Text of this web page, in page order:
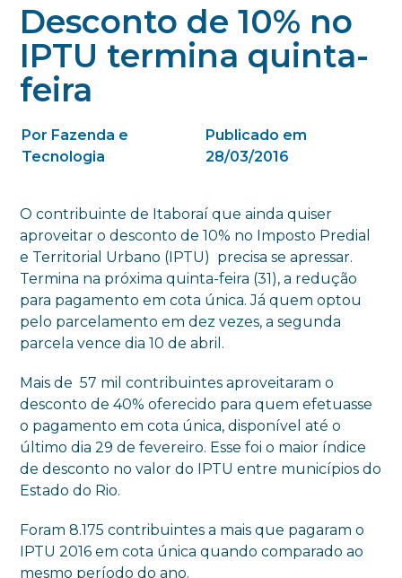
Desconto de 10% no
IPTU termina quinta-
feira
Por Fazenda e
Tecnologia
Publicado em
28/03/2016
O contribuinte de Itaboraí que ainda quiser
aproveitar o desconto de 10% no Imposto Predial
e Territorial Urbano (IPTU) precisa se apressar.
Termina na próxima quinta-feira (31), a redução
para pagamento em cota única. Já quem optou
pelo parcelamento em dez vezes, a segunda
parcela vence dia 10 de abril.
Mais de 57 mil contribuintes aproveitaram o
desconto de 40% oferecido para quem efetuasse
o pagamento em cota única, disponível até o
último dia 29 de fevereiro. Esse foi o maior índice
de desconto no valor do IPTU entre municípios do
Estado do Rio.
Foram 8.175 contribuintes a mais que pagaram o
IPTU 2016 em cota única quando comparado ao
mesmo período do ano.